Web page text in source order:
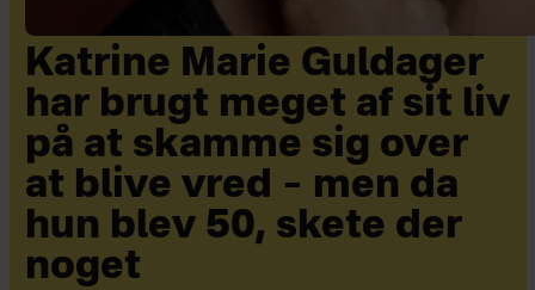
Katrine Marie Guldager
har brugt meget af sit liv
på at skamme sig over
at blive vred – men da
hun blev 50, skete der
noget